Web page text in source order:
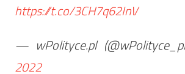
https://t.co/3CH7q62InV
— wPolityce.pl
2022